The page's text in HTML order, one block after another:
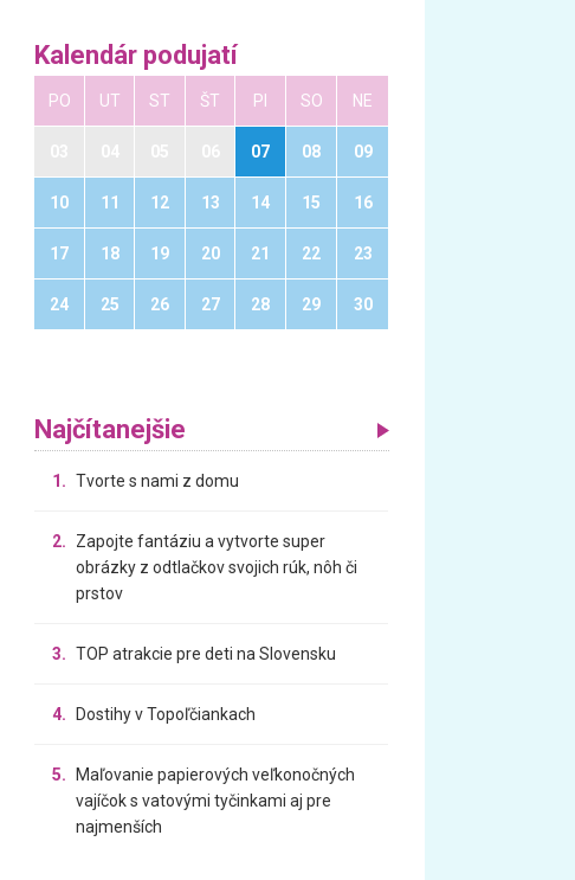
Kalendár podujatí
PO UT ST ŠT PI SO NE
07 08 09
10 11 12 13 14 15 16
17 18 19 20 21 22 23
24 25 26 27 28 29 30
Najčítanejšie
1. Tvorte s nami z domu
2.
Zapojte fantáziu a vytvorte super
obrázky z odtlačkov svojich rúk, nôh či
prstov
3. TOP atrakcie pre deti na Slovensku
4. Dostihy v Topoľčiankach
5.
Maľovanie papierových veľkonočných
vajíčok s vatovými tyčinkami aj pre
najmenších